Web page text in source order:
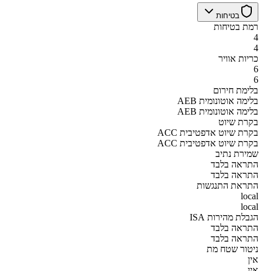
בטיחות
רמת בטיחות
4
4
כריות אוויר
6
6
בלימת חירום
AEB בלימה אוטונומית
AEB בלימה אוטונומית
בקרת שיוט
ACC בקרת שיוט אדפטיבית
ACC בקרת שיוט אדפטיבית
שמירת נתיב
התראה בלבד
התראה בלבד
התראת התנגשות
local
local
הגבלת מהירות ISA
התראה בלבד
התראה בלבד
ניטור שטח מת
אין